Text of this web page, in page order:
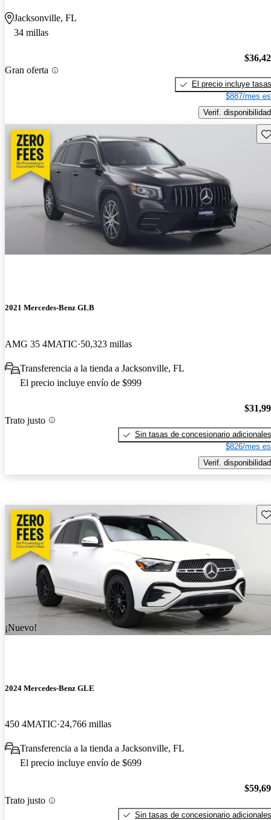
Jacksonville, FL
34 millas
Gran oferta
El precio incluye tasas
$887/mes
Verif. disponibilidad
2021 Mercedes-Benz GLB
AMG 35 4MATIC 50,323 millas
Transferencia a la tienda a Jacksonville, FL
El precio incluye envío de $999
Trato justo
Sin tasas de concesionario adicionales
$826/mes
Verif. disponibilidad
¡Nuevo!
2024 Mercedes-Benz GLE
450 4MATIC 24,766 millas
Transferencia a la tienda a Jacksonville, FL
El precio incluye envío de $699
Trato justo
Sin tasas de concesionario adicionales